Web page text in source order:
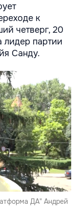
к
четверг, 20
лидер партии
Санду.
ДА" Андрей